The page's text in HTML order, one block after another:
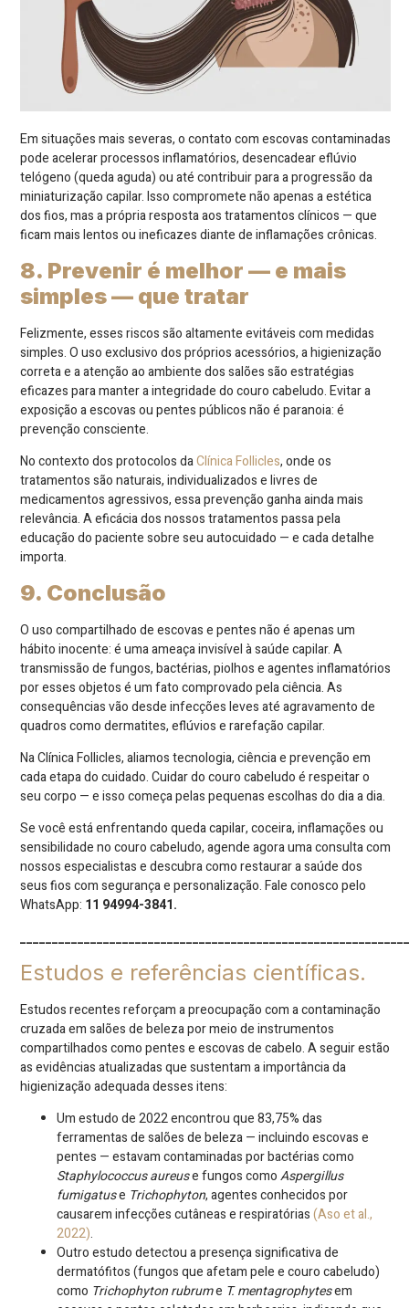
Em situações mais severas, o contato com escovas contaminadas
pode acelerar processos inflamatórios, desencadear eflúvio
telógeno (queda aguda) ou até contribuir para a progressão da
miniaturização capilar. Isso compromete não apenas a estética
dos fios, mas a própria resposta aos tratamentos clínicos — que
ficam mais lentos ou ineficazes diante de inflamações crônicas.
8. Prevenir é melhor — e mais
simples — que tratar
Felizmente, esses riscos são altamente evitáveis com medidas
simples. O uso exclusivo dos próprios acessórios, a higienização
correta e a atenção ao ambiente dos salões são estratégias
eficazes para manter a integridade do couro cabeludo. Evitar a
exposição a escovas ou pentes públicos não é paranoia: é
prevenção consciente.
No contexto dos protocolos daClínica Follicles, onde os
tratamentos são naturais, individualizados e livres de
medicamentos agressivos, essa prevenção ganha ainda mais
relevância. A eficácia dos nossos tratamentos passa pela
educação do paciente sobre seu autocuidado — e cada detalhe
importa.
9. Conclusão
O uso compartilhado de escovas e pentes não é apenas um
hábito inocente: é uma ameaça invisível à saúde capilar. A
transmissão de fungos, bactérias, piolhos e agentes inflamatórios
por esses objetos é um fato comprovado pela ciência. As
consequências vão desde infecções leves até agravamento de
quadros como dermatites, eflúvios e rarefação capilar.
Na Clínica Follicles, aliamos tecnologia, ciência e prevenção em
cada etapa do cuidado. Cuidar do couro cabeludo é respeitar o
seu corpo — e isso começa pelas pequenas escolhas do dia a dia.
Se você está enfrentando queda capilar, coceira, inflamações ou
sensibilidade no couro cabeludo, agende agora uma consulta com
nossos especialistas e descubra como restaurar a saúde dos
seus fios com segurança e personalização. Fale conosco pelo
WhatsApp: 11 94994-3841.
Estudos e referências científicas.
Estudos recentes reforçam a preocupação com a contaminação
cruzada em salões de beleza por meio de instrumentos
compartilhados como pentes e escovas de cabelo. A seguir estão
as evidências atualizadas que sustentam a importância da
higienização adequada desses itens:
Um estudo de 2022 encontrou que 83,75% das
ferramentas de salões de beleza — incluindo escovas e
pentes — estavam contaminadas por bactérias como
Staphylococcus aureuse fungos comoAspergillus
fumigatuse Trichophyton, agentes conhecidos por
causarem infecções cutâneas e respiratórias(Aso et al.,
2022).
Outro estudo detectou a presença significativa de
dermatófitos (fungos que afetam pele e couro cabeludo)
como Trichophyton rubrume T. mentagrophytesem